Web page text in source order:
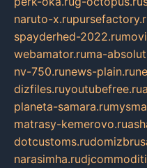
naruto-x.ru
spayderhed-2022.ru
webamator.ruma-
nv-750.runews-plain.ru
dizfiles.ruyoutubefree.ru
planeta-samara.ru
matrasy-kemerovo.ru
dotcustoms.ru
narasimha.ru